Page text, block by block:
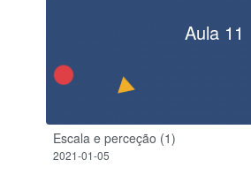
Aula 11
Escala e perceção (1)
2021-01-05